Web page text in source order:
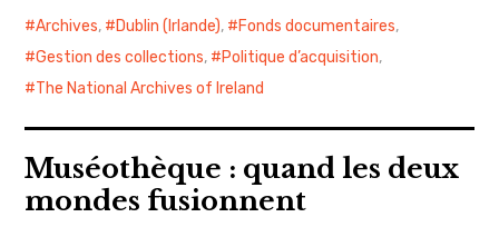
Archives, Dublin (Irlande), Fonds documentaires,
Gestion des collections, Politique d’acquisition,
The National Archives of Ireland
Muséothèque : quand les deux
mondes fusionnent